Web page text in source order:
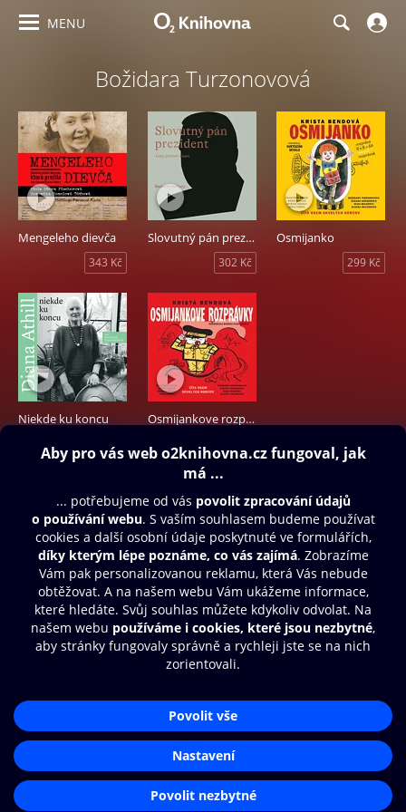
MENU
Božidara Turzonovová
Mengeleho dievča
343 Kč
Slovutný pán prezident
302 Kč
Osmijanko
299 Kč
Niekde ku koncu
302 Kč
Osmijankove rozprávky
Obsah ke stažení
Moje O2 Knihovna
Další zábava
© O2 Czech Republic a.s.
Přístupnost
Zásady zpracování osobních údajů
Nastavení cookies
Aplikace O2 Knihovna
Čti a poslouchej své e-knihy a
audioknihy rychleji a pohodlněji.